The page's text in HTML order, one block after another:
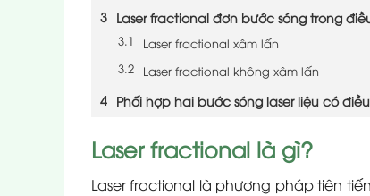
Laser fractional đơn bước sóng trong
Laser fractional xâm lấn
Laser fractional không xâm lấn
Phối hợp hai bước sóng laser liệu có
Laser fractional là gì?
Laser fractional là phương pháp tiên